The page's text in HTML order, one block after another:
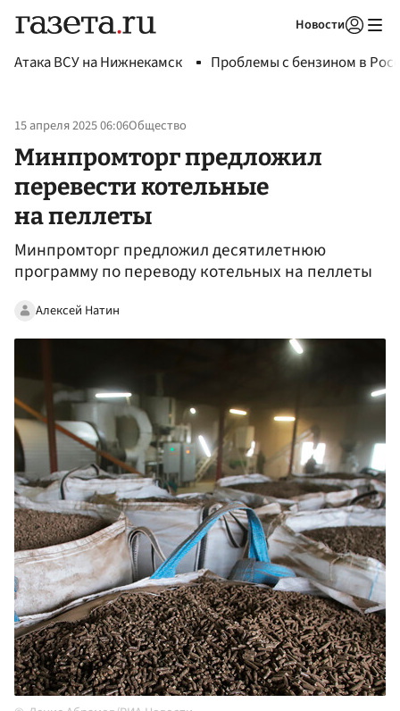
Новости
Атака ВСУ на Нижнекамск Проблемы с бензином в
15 апреля 2025 06:06Общество
Минпромторг предложил
перевести котельные
на пеллеты
Минпромторг предложил десятилетнюю
программу по переводу котельных на пеллеты
Алексей Натин